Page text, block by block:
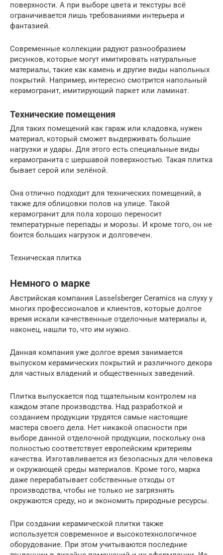
поверхности. А при выборе цвета и текстуры всё
ограничивается лишь требованиями интерьера и
фантазией.
Современные коллекции радуют разнообразием
рисунков, которые могут имитировать натуральные
материалы, такие как камень и другие виды напольных
покрытий. Например, интересно смотрится напольный
керамогранит, имитирующий паркет или ламинат.
Технические помещения
Для таких помещений как гараж или кладовка, нужен
материал, который сможет выдерживать большие
нагрузки и удары. Для этого есть специальные виды
керамогранита с шершавой поверхностью. Такая плитка
бывает серой или зелёной.
Она отлично подходит для технических помещений, а
также для облицовки полов на улице. Такой
керамогранит для пола хорошо переносит
температурные перепады и морозы. И кроме того, он не
боится больших нагрузок и долговечен.
Техническая плитка
Немного о марке
Австрийская компания Lasselsberger Ceramics на слуху у
многих профессионалов и клиентов, которые долгое
время искали качественные отделочные материалы и,
наконец, нашли то, что им нужно.
Данная компания уже долгое время занимается
выпуском керамических покрытий и различного декора
для частных владений и общественных заведений.
Плитка выпускается под тщательным контролем на
каждом этапе производства. Над разработкой и
созданием продукции трудятся самые настоящие
мастера своего дела. Нет никакой опасности при
выборе данной отделочной продукции, поскольку она
полностью соответствует европейским критериям
качества. Изготавливается из безопасных для человека
и окружающей среды материалов. Кроме того, марка
даже перерабатывает собственные отходы от
производства, чтобы не только не загрязнять
окружаются среду, но и экономить природные ресурсы.
При создании керамической плитки также
используется современное и высокотехнологичное
оборудование. При этом учитываются последние